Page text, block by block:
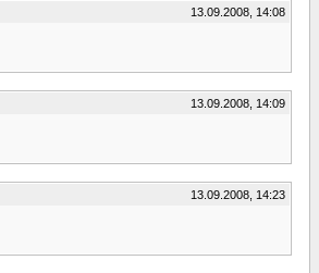
13.09.2008, 14:08
13.09.2008, 14:09
13.09.2008, 14:23